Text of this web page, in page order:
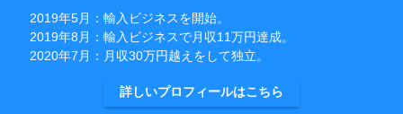
2019年5月：輸入ビジネスを開始。
2019年8月：輸入ビジネスで月収11万円達成。
2020年7月：月収30万円越えをして独立。
詳しいプロフィールはこちら